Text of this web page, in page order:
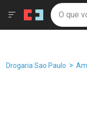
Drogaria São
Ir direto para a
pela
Ir direto para o
Ir direto para a
Ir direto para a
Faça a sua
O que
Menu
Breadcrumb
Drogaria Sao Paulo
Âncoras
Filtros Ordenar